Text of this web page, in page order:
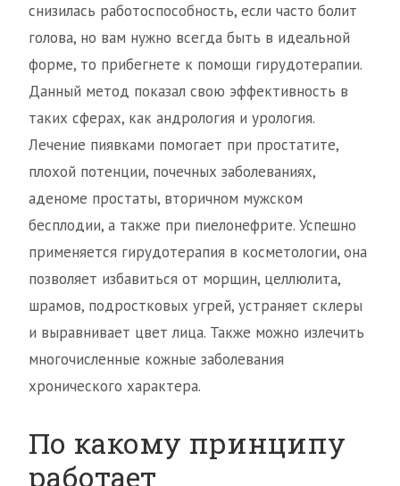
снизилась работоспособность, если часто болит
голова, но вам нужно всегда быть в идеальной
форме, то прибегнете к помощи гирудотерапии.
Данный метод показал свою эффективность в
таких сферах, как андрология и урология.
Лечение пиявками помогает при простатите,
плохой потенции, почечных заболеваниях,
аденоме простаты, вторичном мужском
бесплодии, а также при пиелонефрите. Успешно
применяется гирудотерапия в косметологии, она
позволяет избавиться от морщин, целлюлита,
шрамов, подростковых угрей, устраняет склеры
и выравнивает цвет лица. Также можно излечить
многочисленные кожные заболевания
хронического характера.
По какому принципу
работает